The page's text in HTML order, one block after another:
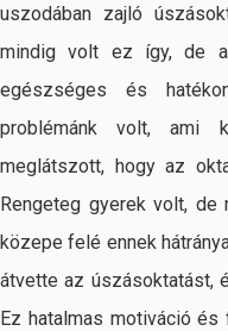
uszodában zajló
mindig volt ez így, de
egészséges és
problémánk volt, ami
meglátszott, hogy az
Rengeteg gyerek volt, de
közepe felé ennek
átvette az úszásoktatást,
Ez hatalmas motiváció